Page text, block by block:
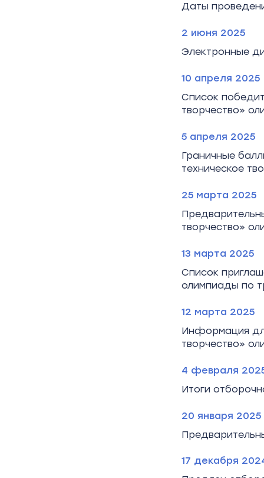
Даты
2 июня 2025
Электронные
10 апреля 2025
Список
творчество»
5 апреля 2025
Граничные
техническое
25 марта 2025
творчество»
13 марта 2025
Список
олимпиады по
12 марта 2025
Информация
творчество»
4 февраля
Итоги
20 января 2025
17 декабря